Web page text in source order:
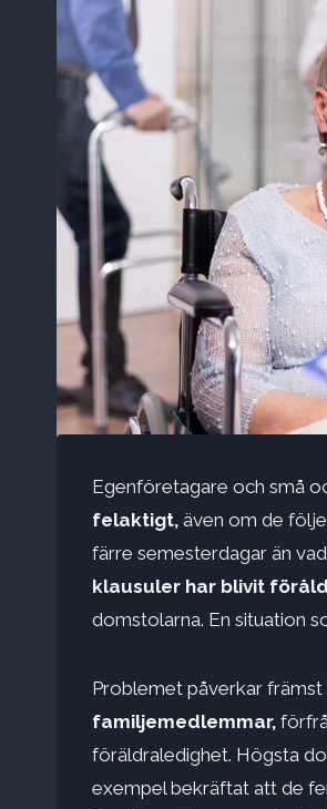
Egenföretagare och små
felaktigt, även om de
färre semesterdagar än
klausuler har blivit
domstolarna. En situation
Problemet påverkar
familjemedlemmar,
föräldraledighet. Högsta
exempel bekräftat att de